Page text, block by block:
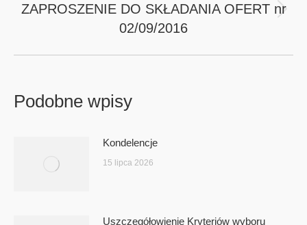
Next
post:
ZAPROSZENIE DO SKŁADANIA OFERT nr
02/09/2016
Podobne wpisy
Kondelencje
15 lipca 2026
Uszczegółowienie Kryteriów wyboru